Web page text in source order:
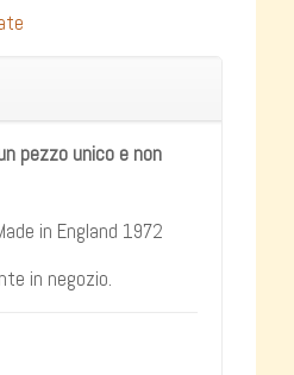
pezzo unico e non
in England 1972
in negozio.